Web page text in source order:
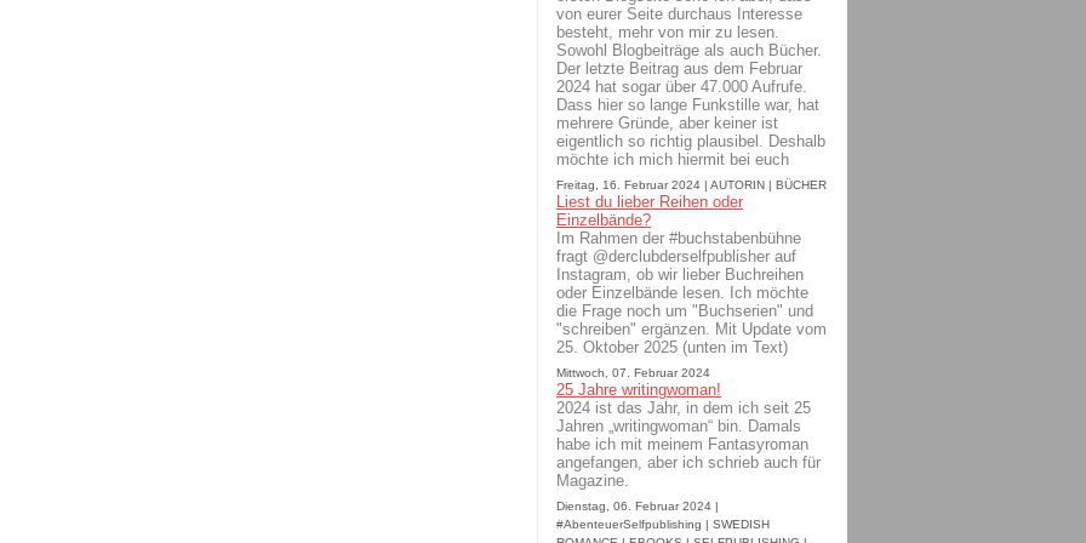
von eurer Seite durchaus Interesse
besteht, mehr von mir zu lesen.
Sowohl Blogbeiträge als auch Bücher.
Der letzte Beitrag aus dem Februar
2024 hat sogar über 47.000 Aufrufe.
Dass hier so lange Funkstille war, hat
mehrere Gründe, aber keiner ist
eigentlich so richtig plausibel. Deshalb
möchte ich mich hiermit bei euch
Freitag, 16. Februar 2024 | AUTORIN | BÜCHER
Liest du lieber Reihen oder
Einzelbände?
Im Rahmen der #buchstabenbühne
fragt @derclubderselfpublisher auf
Instagram, ob wir lieber Buchreihen
oder Einzelbände lesen. Ich möchte
die Frage noch um "Buchserien" und
"schreiben" ergänzen. Mit Update vom
25. Oktober 2025 (unten im Text)
Mittwoch, 07. Februar 2024
25 Jahre writingwoman!
2024 ist das Jahr, in dem ich seit 25
Jahren „writingwoman“ bin. Damals
habe ich mit meinem Fantasyroman
angefangen, aber ich schrieb auch für
Magazine.
Dienstag, 06. Februar 2024 |
#AbenteuerSelfpublishing | SWEDISH